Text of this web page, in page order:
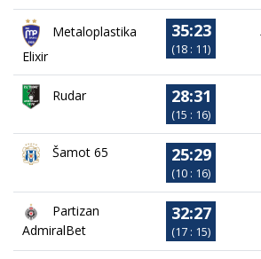
Metaloplastika
Elixir
35:23
(18 : 11)
Rudar 28:31
(15 : 16)
Šamot 65 25:29
(10 : 16)
Partizan
AdmiralBet
32:27
(17 : 15)